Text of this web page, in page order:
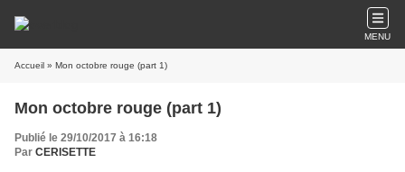
MENU
Accueil » Mon octobre rouge (part 1)
Mon octobre rouge (part 1)
Publié le 29/10/2017 à 16:18
Par CERISETTE